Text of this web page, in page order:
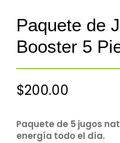
Paquete de
Booster 5
$200.00
Paquete de 5 jugos
energía todo el día.